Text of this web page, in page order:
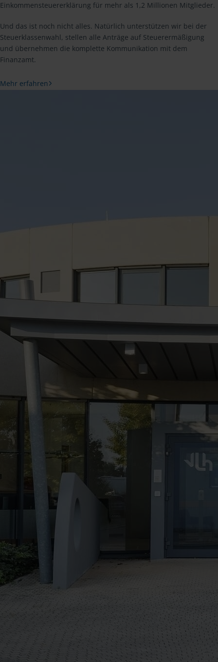
Einkommensteuererklärung für mehr als 1,2 Millionen Mitglieder.
Und das ist noch nicht alles. Natürlich unterstützen wir bei der
Steuerklassenwahl, stellen alle Anträge auf Steuerermäßigung
und übernehmen die komplette Kommunikation mit dem
Finanzamt.
Mehr erfahren